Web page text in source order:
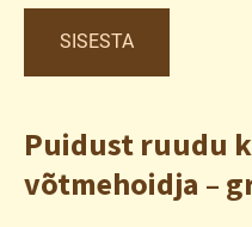
Puidust ruudu
võtmehoidja –